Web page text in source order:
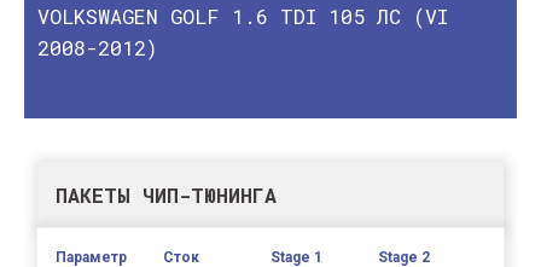
КОНТАКТЫ
VOLKSWAGEN GOLF 1.6 TDI 105 ЛС (VI
2008-2012)
ПАКЕТЫ ЧИП-ТЮНИНГА
Параметр Сток Stage 1 Stage 2